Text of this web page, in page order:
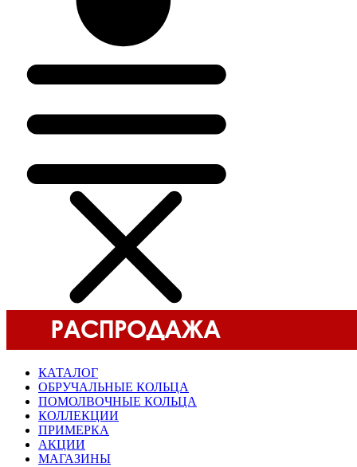
КАТАЛОГ
ОБРУЧАЛЬНЫЕ КОЛЬЦА
ПОМОЛВОЧНЫЕ КОЛЬЦА
КОЛЛЕКЦИИ
ПРИМЕРКА
АКЦИИ
МАГАЗИНЫ